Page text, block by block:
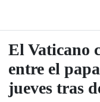
El Vaticano
entre el
jueves tras